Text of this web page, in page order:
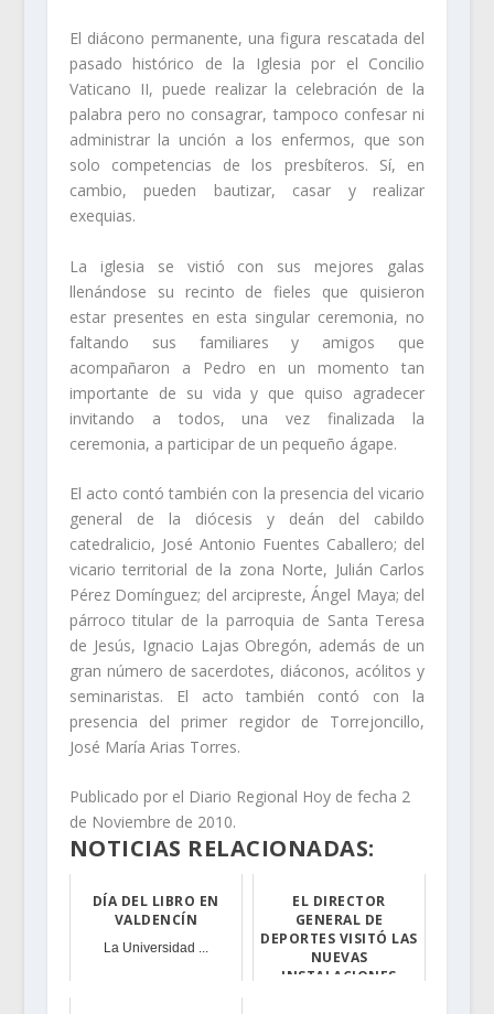
El diácono permanente, una figura rescatada del
pasado histórico de la Iglesia por el Concilio
Vaticano II, puede realizar la celebración de la
palabra pero no consagrar, tampoco confesar ni
administrar la unción a los enfermos, que son
solo competencias de los presbíteros. Sí, en
cambio, pueden bautizar, casar y realizar
exequias.
La iglesia se vistió con sus mejores galas
llenándose su recinto de fieles que quisieron
estar presentes en esta singular ceremonia, no
faltando sus familiares y amigos que
acompañaron a Pedro en un momento tan
importante de su vida y que quiso agradecer
invitando a todos, una vez finalizada la
ceremonia, a participar de un pequeño ágape.
El acto contó también con la presencia del vicario
general de la diócesis y deán del cabildo
catedralicio, José Antonio Fuentes Caballero; del
vicario territorial de la zona Norte, Julián Carlos
Pérez Domínguez; del arcipreste, Ángel Maya; del
párroco titular de la parroquia de Santa Teresa
de Jesús, Ignacio Lajas Obregón, además de un
gran número de sacerdotes, diáconos, acólitos y
seminaristas. El acto también contó con la
presencia del primer regidor de Torrejoncillo,
José María Arias Torres.
Publicado por el Diario Regional Hoy de fecha 2
de Noviembre de 2010.
NOTICIAS RELACIONADAS:
DÍA DEL LIBRO EN
VALDENCÍN
La Universidad ...
EL DIRECTOR
GENERAL DE
DEPORTES VISITÓ LAS
NUEVAS
INSTALACIONES